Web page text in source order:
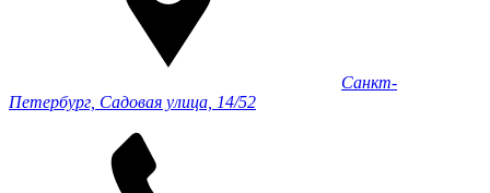
Санкт-
Петербург, Садовая улица, 14/52